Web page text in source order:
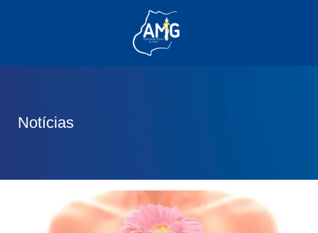
Notícias